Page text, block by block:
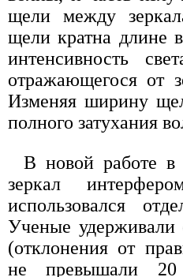
щели между
щели кратна длине
интенсивность
отражающегося от
Изменяя ширину
полного затухания
В новой работе в
зеркал
использовался
Ученые удерживали
(отклонения от
не превышали 20